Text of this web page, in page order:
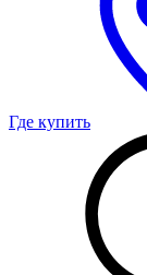
Где купить